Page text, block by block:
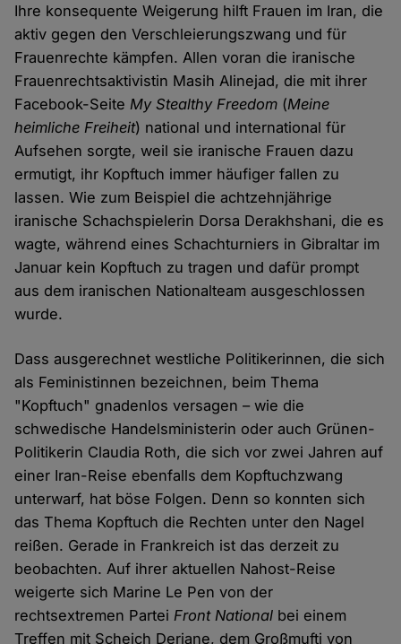
Ihre konsequente Weigerung hilft Frauen im Iran, die
aktiv gegen den Verschleierungszwang und für
Frauenrechte kämpfen. Allen voran die iranische
Frauenrechtsaktivistin Masih Alinejad, die mit ihrer
Facebook-SeiteMy Stealthy Freedom (Meine
heimliche Freiheit) national und international für
Aufsehen sorgte, weil sie iranische Frauen dazu
ermutigt, ihr Kopftuch immer häufiger fallen zu
lassen. Wie zum Beispiel die achtzehnjährige
iranische Schachspielerin Dorsa Derakhshani, die es
wagte, während eines Schachturniers in Gibraltar im
Januar kein Kopftuch zu tragen und dafür prompt
aus dem iranischen Nationalteam ausgeschlossen
wurde.
Dass ausgerechnet westliche Politikerinnen, die sich
als Feministinnen bezeichnen, beim Thema
"Kopftuch" gnadenlos versagen – wie die
schwedische Handelsministerin oder auch Grünen-
Politikerin Claudia Roth, die sich vor zwei Jahren auf
einer Iran-Reise ebenfalls dem Kopftuchzwang
unterwarf, hat böse Folgen. Denn so konnten sich
das Thema Kopftuch die Rechten unter den Nagel
reißen. Gerade in Frankreich ist das derzeit zu
beobachten. Auf ihrer aktuellen Nahost-Reise
weigerte sich Marine Le Pen von der
rechtsextremen ParteiFront National bei einem
Treffen mit Scheich Deriane, dem Großmufti von